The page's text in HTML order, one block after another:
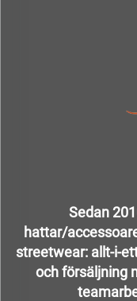
Sedan
hattar/
streetwear: allt-i-
och försäljning